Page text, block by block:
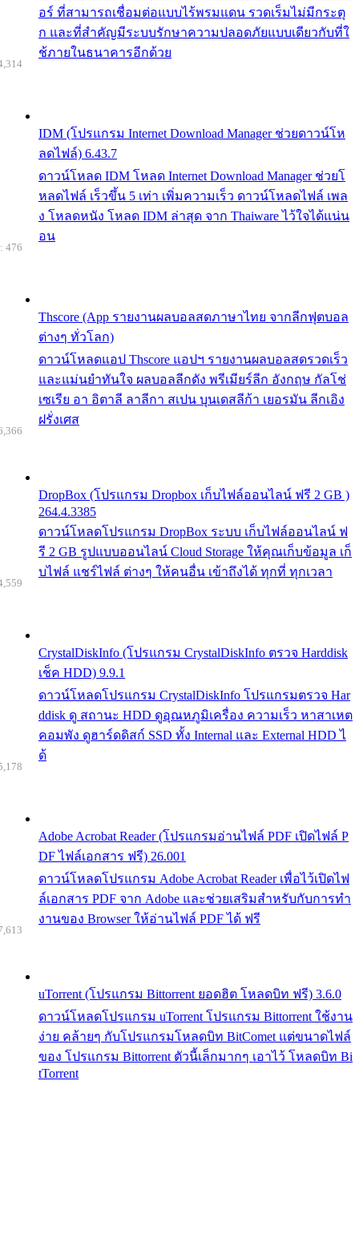
อร์ ที่สามารถเชื่อมต่อแบบไร้พรมแดน รวดเร็มไม่มีกระตุ
ก และที่สำคัญมีระบบรักษาความปลอดภัยแบบเดียวกับที่ใ
ช้ภายในธนาคารอีกด้วย
IDM (โปรแกรม Internet Download Manager ช่วยดาวน์โห
ลดไฟล์) 6.43.7
ดาวน์โหลด IDM โหลด Internet Download Manager ช่วยโ
หลดไฟล์ เร็วขึ้น 5 เท่า เพิ่มความเร็ว ดาวน์โหลดไฟล์ เพล
ง โหลดหนัง โหลด IDM ล่าสุด จาก Thaiware ไว้ใจได้แน่น
อน
Thscore (App รายงานผลบอลสดภาษาไทย จากลีกฟุตบอล
ต่างๆ ทั่วโลก)
ดาวน์โหลดแอป Thscore แอปฯ รายงานผลบอลสดรวดเร็ว
และแม่นยำทันใจ ผลบอลลีกดัง พรีเมียร์ลีก อังกฤษ กัลโช่
เซเรีย อา อิตาลี ลาลีกา สเปน บุนเดสลีก้า เยอรมัน ลีกเอิง
ฝรั่งเศส
476
DropBox (โปรแกรม Dropbox เก็บไฟล์ออนไลน์ ฟรี 2 GB )
264.4.3385
ดาวน์โหลดโปรแกรม DropBox ระบบ เก็บไฟล์ออนไลน์ ฟ
รี 2 GB รูปแบบออนไลน์ Cloud Storage ให้คุณเก็บข้อมูล เก็
บไฟล์ แชร์ไฟล์ ต่างๆ ให้คนอื่น เข้าถึงได้ ทุกที่ ทุกเวลา
CrystalDiskInfo (โปรแกรม CrystalDiskInfo ตรวจ Harddisk
เช็ค HDD) 9.9.1
ดาวน์โหลดโปรแกรม CrystalDiskInfo โปรแกรมตรวจ Har
ddisk ดู สถานะ HDD ดูอุณหภูมิเครื่อง ความเร็ว หาสาเหต
คอมพัง ดูฮาร์ดดิสก์ SSD ทั้ง Internal และ External HDD ไ
ด้
Adobe Acrobat Reader (โปรแกรมอ่านไฟล์ PDF เปิดไฟล์ P
DF ไฟล์เอกสาร ฟรี) 26.001
ดาวน์โหลดโปรแกรม Adobe Acrobat Reader เพื่อไว้เปิดไฟ
ล์เอกสาร PDF จาก Adobe และช่วยเสริมสำหรับกับการทำ
งานของ Browser ให้อ่านไฟล์ PDF ได้ ฟรี
uTorrent (โปรแกรม Bittorrent ยอดฮิต โหลดบิท ฟรี) 3.6.0
ดาวน์โหลดโปรแกรม uTorrent โปรแกรม Bittorrent ใช้งาน
ง่าย คล้ายๆ กับโปรแกรมโหลดบิท BitComet แต่ขนาดไฟล์
ของ โปรแกรม Bittorrent ตัวนี้เล็กมากๆ เอาไว้ โหลดบิท Bi
tTorrent